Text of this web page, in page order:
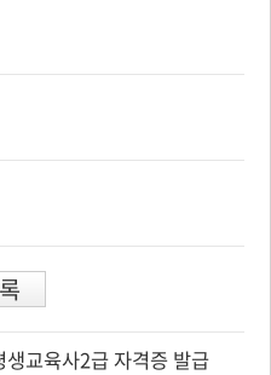
교육사2급 자격증 발급